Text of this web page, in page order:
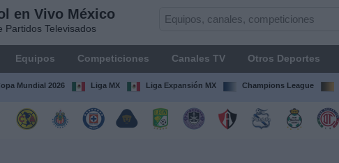
en Vivo México
Partidos Televisados
Equipos Competiciones Canales TV Otros Deportes
Mundial 2026 Liga MX Liga Expansión MX Champions League